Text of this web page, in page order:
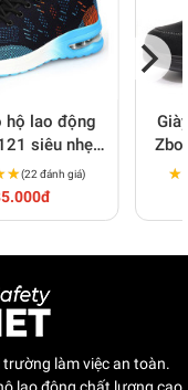
hộ lao động
siêu nhẹ,
đinh, chống
trượt
(22 đánh giá)
trường làm việc an toàn.
lao động chất lượng cao